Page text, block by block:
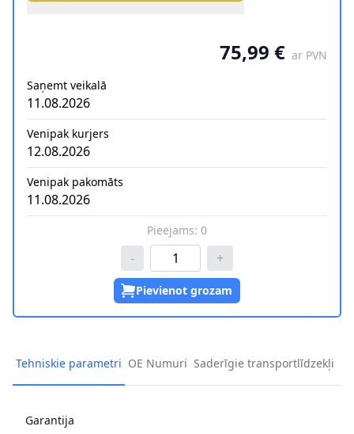
75,99 € ar PVN
Saņemt veikalā
11.08.2026
Venipak kurjers
12.08.2026
Venipak pakomāts
11.08.2026
Pieejams: 0
- +
Pievienot grozam
Tehniskie parametri OE Numuri Saderīgie transportlīdzekļi
Garantija